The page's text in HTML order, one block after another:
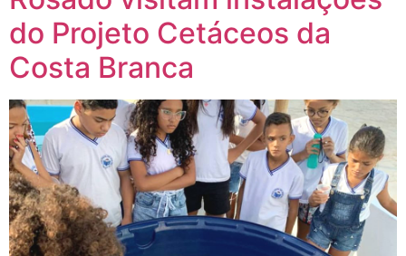
do Projeto Cetáceos da
Costa Branca